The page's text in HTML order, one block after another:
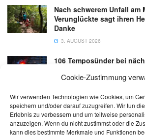
Cookie-Zustimmung
Wir verwenden Technologien wie Cookies, um
speichern und/oder darauf zuzugreifen. Wir tun
Erlebnis zu verbessern und um teilweise
anzuzeigen. Wenn du nicht zustimmst oder die
kann dies bestimmte Merkmale und Funktionen
Nach schwerem Unfall am
Verunglückte sagt ihren
Danke
3. AUGUST 2026
106 Temposünder bei
18. JULI 2026